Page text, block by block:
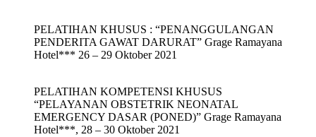
PELATIHAN KHUSUS : “PENANGGULANGAN
PENDERITA GAWAT DARURAT” Grage Ramayana
Hotel*** 26 – 29 Oktober 2021
PELATIHAN KOMPETENSI KHUSUS
“PELAYANAN OBSTETRIK NEONATAL
EMERGENCY DASAR (PONED)” Grage Ramayana
Hotel***, 28 – 30 Oktober 2021